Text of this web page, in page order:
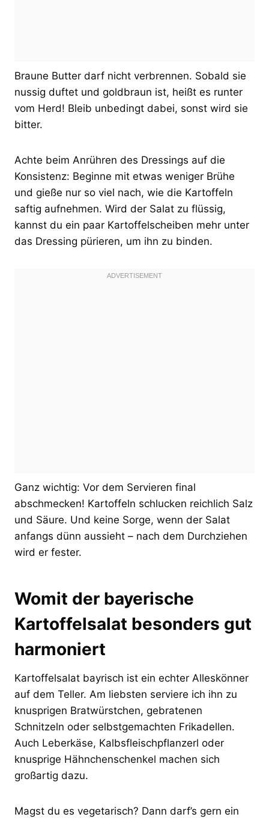
Braune Butter darf nicht verbrennen. Sobald sie
nussig duftet und goldbraun ist, heißt es runter
vom Herd! Bleib unbedingt dabei, sonst wird sie
bitter.
Achte beim Anrühren des Dressings auf die
Konsistenz: Beginne mit etwas weniger Brühe
und gieße nur so viel nach, wie die Kartoffeln
saftig aufnehmen. Wird der Salat zu flüssig,
kannst du ein paar Kartoffelscheiben mehr unter
das Dressing pürieren, um ihn zu binden.
Ganz wichtig: Vor dem Servieren final
abschmecken! Kartoffeln schlucken reichlich Salz
und Säure. Und keine Sorge, wenn der Salat
anfangs dünn aussieht – nach dem Durchziehen
wird er fester.
Womit der bayerische
Kartoffelsalat besonders gut
harmoniert
Kartoffelsalat bayrisch ist ein echter Alleskönner
auf dem Teller. Am liebsten serviere ich ihn zu
knusprigen Bratwürstchen, gebratenen
Schnitzeln oder selbstgemachten Frikadellen.
Auch Leberkäse, Kalbsfleischpflanzerl oder
knusprige Hähnchenschenkel machen sich
großartig dazu.
Magst du es vegetarisch? Dann darf’s gern ein